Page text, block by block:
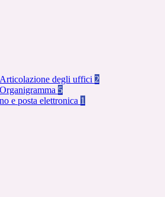
Articolazione degli uffici 2
Organigramma 5
e posta elettronica 1